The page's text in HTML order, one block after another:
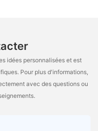
idées personnalisées et est
Pour plus d'informations,
avec des questions ou